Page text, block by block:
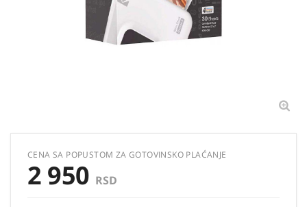
CENA SA POPUSTOM ZA GOTOVINSKO PLAĆANJE
2 950 RSD